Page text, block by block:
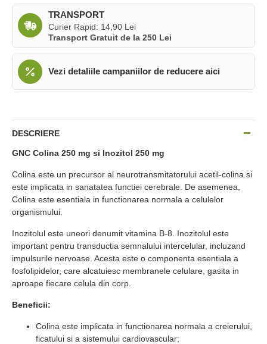
TRANSPORT
Curier Rapid: 14,90 Lei
Transport Gratuit de la 250 Lei
Vezi detaliile campaniilor de reducere aici
DESCRIERE
GNC Colina 250 mg si Inozitol 250 mg
Colina este un precursor al neurotransmitatorului acetil-colina si
este implicata in sanatatea functiei cerebrale. De asemenea,
Colina este esentiala in functionarea normala a celulelor
organismului.
Inozitolul este uneori denumit vitamina B-8. Inozitolul este
important pentru transductia semnalului intercelular, incluzand
impulsurile nervoase. Acesta este o componenta esentiala a
fosfolipidelor, care alcatuiesc membranele celulare, gasita in
aproape fiecare celula din corp.
Beneficii:
Colina este implicata in functionarea normala a creierului,
ficatului si a sistemului cardiovascular;